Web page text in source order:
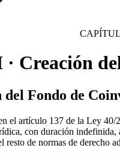
Creación
Fondo de
el artículo 137 de la Ley 40/
con duración
resto de normas de derecho